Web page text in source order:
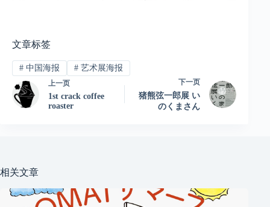
文章标签
#中国海报 #艺术展海报
上一页
1st crack coffee
roaster
下一页
猪熊弦一郎展 い
のくまさん
相关文章